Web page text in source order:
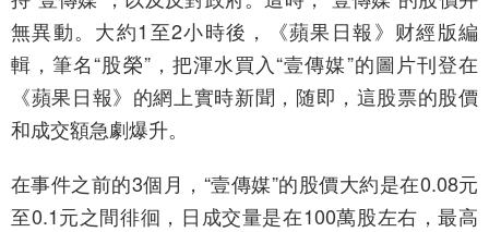
無異動。大約1至2小時後，《蘋果日報》财經版編
輯，筆名“股榮”，把渾水買入“壹傳媒”的圖片刊登在
《蘋果日報》的網上實時新聞，随即，這股票的股價
和成交額急劇爆升。
在事件之前的3個月，“壹傳媒”的股價大約是在0.08元
至0.1元之間徘徊，日成交量是在100萬股左右，最高